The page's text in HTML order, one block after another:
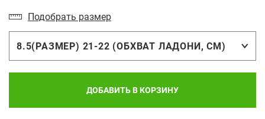
Подобрать размер
8.5(РАЗМЕР) 21-22 (ОБХВАТ ЛАДОНИ, СМ)
ДОБАВИТЬ В КОРЗИНУ